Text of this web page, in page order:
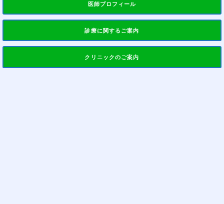
医師プロフィール
診療に関するご案内
クリニックのご案内